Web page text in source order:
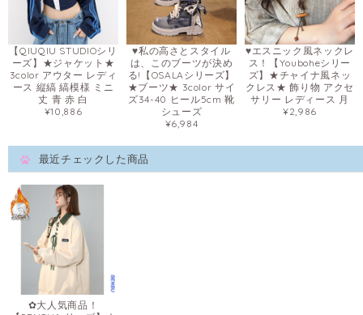
【QIUQIU STUDIOシリ
ーズ】★ジャケット★
3color アウター レディ
ース 縦縞 縞模様 ミニ
丈 青 赤 白
¥10,886
♥私の高さとスタイル
は、このブーツが決め
る!【OSALAシリーズ】
★ブーツ★ 3color サイ
ズ34-40 ヒール5cm 靴
シューズ
¥6,984
♥エスニック風ネックレ
ス！【Youboheシリー
ズ】★チャイナ風ネッ
クレス★ 飾り物 アクセ
サリー レディース 月
¥2,986
最近チェックした商品
✿大人気商品！